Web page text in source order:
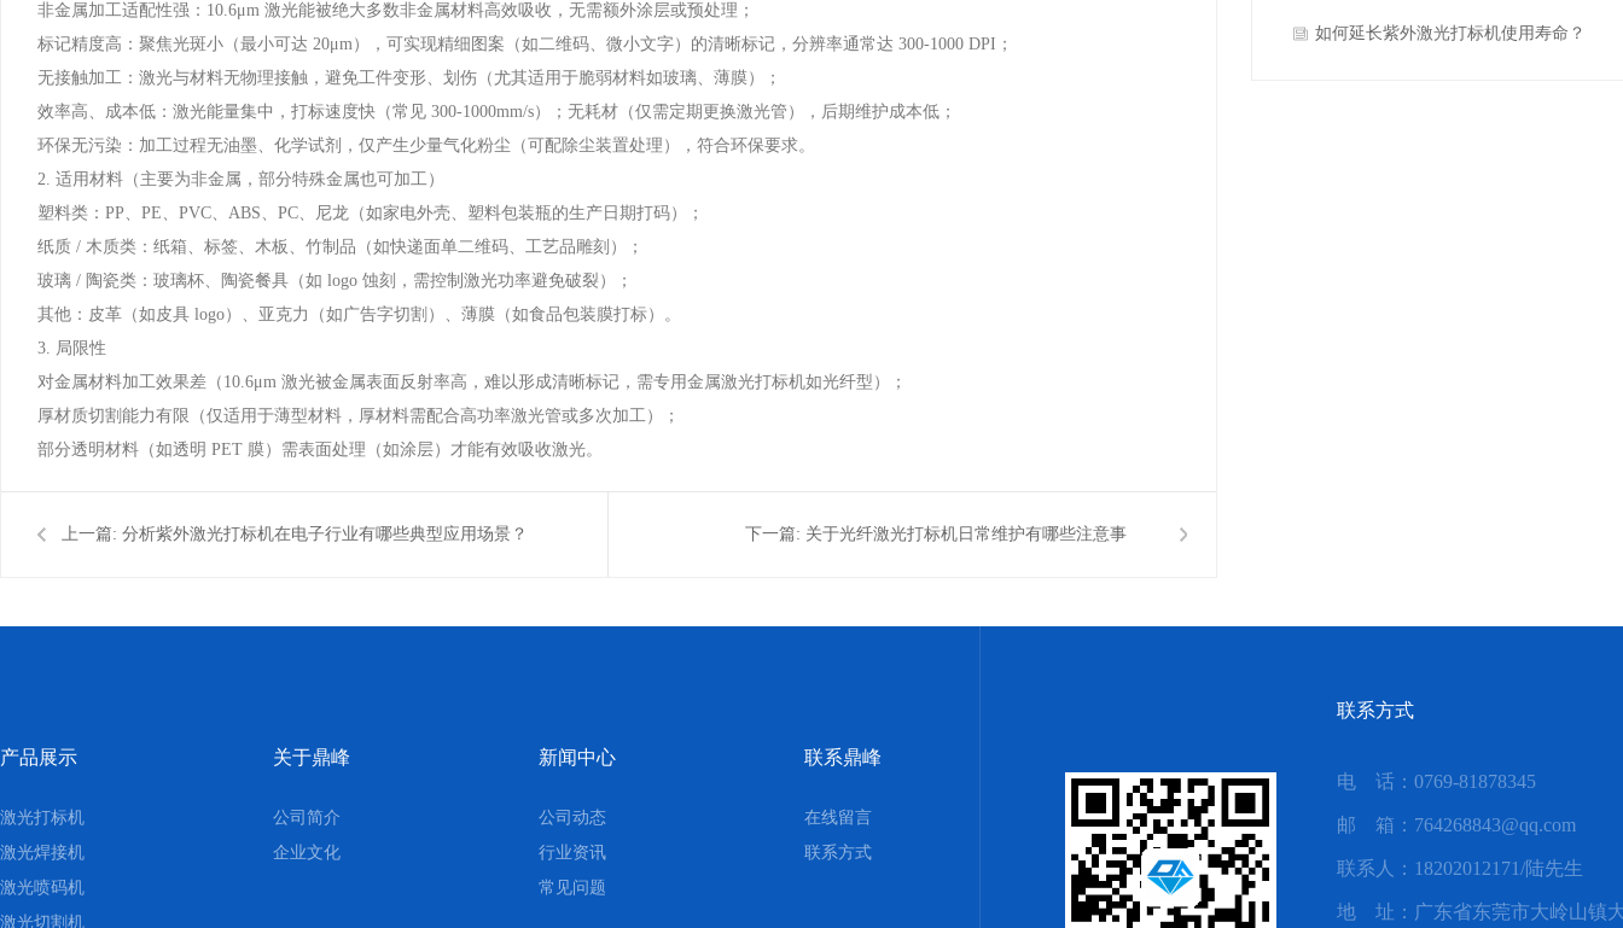
非金属加工适配性强：10.6μm 激光能被绝大多数非金属材料高效吸收，无需额外涂层或预处理；
标记精度高：聚焦光斑小（最小可达 20μm），可实现精细图案（如二维码、微小文字）的清晰标记，分辨率通常达 300-1000 DPI；
无接触加工：激光与材料无物理接触，避免工件变形、划伤（尤其适用于脆弱材料如玻璃、薄膜）；
效率高、成本低：激光能量集中，打标速度快（常见 300-1000mm/s）；无耗材（仅需定期更换激光管），后期维护成本低；
环保无污染：加工过程无油墨、化学试剂，仅产生少量气化粉尘（可配除尘装置处理），符合环保要求。
2. 适用材料（主要为非金属，部分特殊金属也可加工）
塑料类：PP、PE、PVC、ABS、PC、尼龙（如家电外壳、塑料包装瓶的生产日期打码）；
纸质 / 木质类：纸箱、标签、木板、竹制品（如快递面单二维码、工艺品雕刻）；
玻璃 / 陶瓷类：玻璃杯、陶瓷餐具（如 logo 蚀刻，需控制激光功率避免破裂）；
其他：皮革（如皮具 logo）、亚克力（如广告字切割）、薄膜（如食品包装膜打标）。
3. 局限性
对金属材料加工效果差（10.6μm 激光被金属表面反射率高，难以形成清晰标记，需专用金属激光打标机如光纤型）；
厚材质切割能力有限（仅适用于薄型材料，厚材料需配合高功率激光管或多次加工）；
部分透明材料（如透明 PET 膜）需表面处理（如涂层）才能有效吸收激光。
上一篇: 分析紫外激光打标机在电子行业有哪些典型应用场景？ 下一篇: 关于光纤激光打标机日常维护有哪些注意事
如何延长紫外激光打标机使用寿命？
产品展示
激光打标机
激光焊接机
激光喷码机
激光切割机
关于鼎峰
公司简介
企业文化
新闻中心
公司动态
行业资讯
常见问题
联系鼎峰
在线留言
联系方式
联系方式
电 话：0769-81878345
邮 箱：764268843@qq.com
联系人：18202012171/陆先生
地 址：广东省东莞市大岭山镇